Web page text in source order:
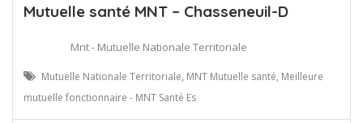
Mutuelle santé MNT – Chasseneuil-D
Mnt - Mutuelle Nationale Territoriale
Mutuelle Nationale Territoriale, MNT Mutuelle santé, Meilleure
mutuelle fonctionnaire - MNT Santé Es